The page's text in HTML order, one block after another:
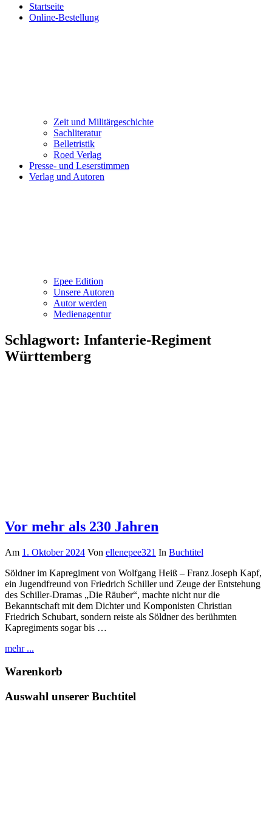
Startseite
Online-Bestellung
Zeit und Militärgeschichte
Sachliteratur
Belletristik
Roed Verlag
Presse- und Leserstimmen
Verlag und Autoren
Epee Edition
Unsere Autoren
Autor werden
Medienagentur
Schlagwort: Infanterie-Regiment
Württemberg
Vor mehr als 230 Jahren
Am 1. Oktober 2024 Von ellenepee321 In Buchtitel
Söldner im Kapregiment von Wolfgang Heiß – Franz Joseph Kapf,
ein Jugendfreund von Friedrich Schiller und Zeuge der Entstehung
des Schiller-Dramas „Die Räuber“, machte nicht nur die
Bekanntschaft mit dem Dichter und Komponisten Christian
Friedrich Schubart, sondern reiste als Söldner des berühmten
Kapregiments sogar bis …
mehr ...
Warenkorb
Auswahl unserer Buchtitel